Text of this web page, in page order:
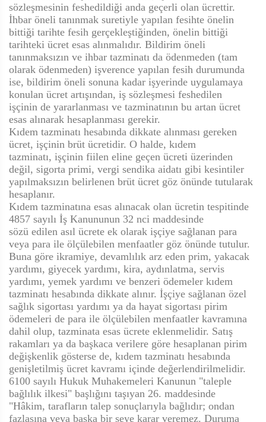
sözleşmesinin feshedildiği anda geçerli olan ücrettir.
İhbar öneli tanınmak suretiyle yapılan fesihte önelin
bittiği tarihte fesih gerçekleştiğinden, önelin bittiği
tarihteki ücret esas alınmalıdır. Bildirim öneli
tanınmaksızın ve ihbar tazminatı da ödenmeden (tam
olarak ödenmeden) işverence yapılan fesih durumunda
ise, bildirim öneli sonuna kadar işyerinde uygulamaya
konulan ücret artışından, iş sözleşmesi feshedilen
işçinin de yararlanması ve tazminatının bu artan ücret
esas alınarak hesaplanması gerekir.
Kıdem tazminatı hesabında dikkate alınması gereken
ücret, işçinin brüt ücretidir. O halde, kıdem
tazminatı, işçinin fiilen eline geçen ücreti üzerinden
değil, sigorta primi, vergi sendika aidatı gibi kesintiler
yapılmaksızın belirlenen brüt ücret göz önünde tutularak
hesaplanır.
Kıdem tazminatına esas alınacak olan ücretin tespitinde
4857 sayılı İş Kanununun 32 nci maddesinde
sözü edilen asıl ücrete ek olarak işçiye sağlanan para
veya para ile ölçülebilen menfaatler göz önünde tutulur.
Buna göre ikramiye, devamlılık arz eden prim, yakacak
yardımı, giyecek yardımı, kira, aydınlatma, servis
yardımı, yemek yardımı ve benzeri ödemeler kıdem
tazminatı hesabında dikkate alınır. İşçiye sağlanan özel
sağlık sigortası yardımı ya da hayat sigortası pirim
ödemeleri de para ile ölçülebilen menfaatler kavramına
dahil olup, tazminata esas ücrete eklenmelidir. Satış
rakamları ya da başkaca verilere göre hesaplanan pirim
değişkenlik gösterse de, kıdem tazminatı hesabında
genişletilmiş ücret kavramı içinde değerlendirilmelidir.
6100 sayılı Hukuk Muhakemeleri Kanunun "taleple
bağlılık ilkesi" başlığını taşıyan 26. maddesinde
"Hâkim, tarafların talep sonuçlarıyla bağlıdır; ondan
fazlasına veya başka bir şeye karar veremez. Duruma